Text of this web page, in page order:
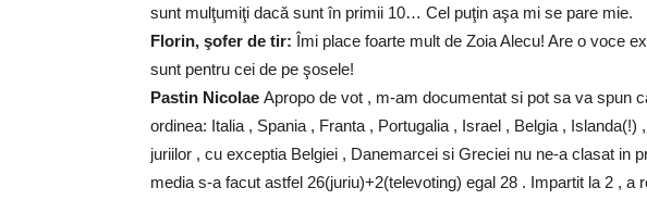
sunt mulţumiţi dacă sunt în primii 10… Cel puţin aşa mi se pare mie.
Florin, şofer de tir: Îmi place foarte mult de Zoia Alecu! Are o voce
sunt pentru cei de pe şosele!
Pastin Nicolae Apropo de vot , m-am documentat si pot sa va spun
ordinea: Italia , Spania , Franta , Portugalia , Israel , Belgia ,
juriilor , cu exceptia Belgiei , Danemarcei si Greciei nu ne-a clasat in
media s-a facut astfel 26(juriu)+2(televoting) egal 28 . Impartit la 2 ,